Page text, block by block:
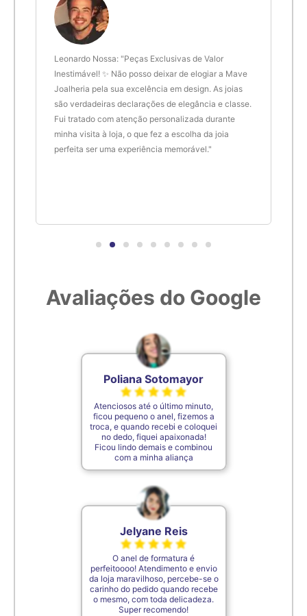
diamante, o que significa que ela tem mais brilho e fogo do
que o diamante.
do diamante natural, ela tem uma série de aplicações na
gemologia, desde anéis de noivado até joias e relógios de
moda. A CZ também é frequentemente usada em pesquisas
científicas como um substituto do diamante em
experimentos.
6,1cm
6,2cm 22
6,3cm 23
6,4cm 24
6,8cm 28
7,1cm 31
7,5cm 35
Leonardo Nossa: "Peças Exclusivas de Valor
Inestimável! ✨ Não posso deixar de elogiar a Mave
Joalheria pela sua excelência em design. As joias
são verdadeiras declarações de elegância e classe.
Fui tratado com atenção personalizada durante
minha visita à loja, o que fez a escolha da joia
perfeita ser uma experiência memorável."
Avaliações do Google
Poliana Sotomayor
Atenciosos até o último minuto,
ficou pequeno o anel, fizemos a
troca, e quando recebi e coloquei
no dedo, fiquei apaixonada!
Ficou lindo demais e combinou
com a minha aliança
Jelyane Reis
O anel de formatura é
perfeitoooo! Atendimento e envio
da loja maravilhoso, percebe-se o
carinho do pedido quando recebe
o mesmo, com toda delicadeza.
Super recomendo!